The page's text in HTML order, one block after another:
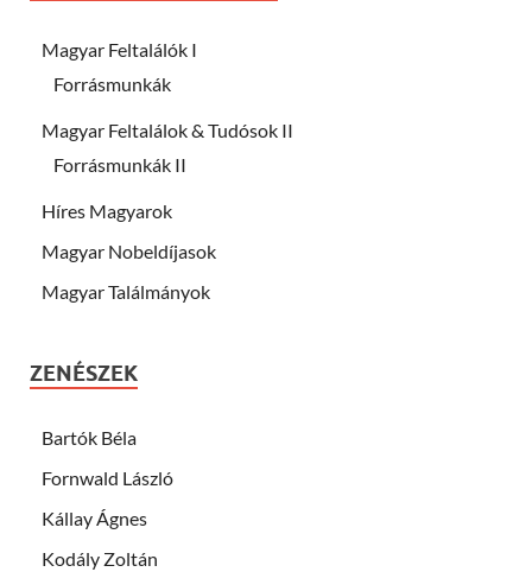
Magyar Feltalálók I
Forrásmunkák
Magyar Feltalálok & Tudósok II
Forrásmunkák II
Híres Magyarok
Magyar Nobeldíjasok
Magyar Találmányok
ZENÉSZEK
Bartók Béla
Fornwald László
Kállay Ágnes
Kodály Zoltán